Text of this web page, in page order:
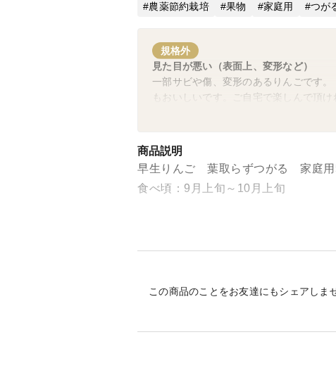
農薬節約栽培 果物 家庭用 つが
規格外
見た目が悪い（表面上、変形など）
一部サビや傷、変形のあるりんごです
もおいしいです。ご自宅で楽しんで頂け
商品説明
早生りんご 葉取らずつがる 家庭用
食べ頃：9月上旬～10月上旬
つがるは早いところでは、8月に収
この商品のことをお友達にもシェアしま